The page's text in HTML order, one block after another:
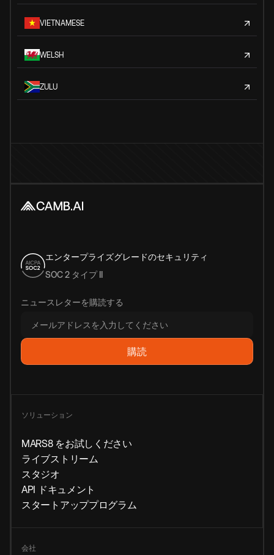
VIETNAMESE
WELSH
ZULU
エンタープライズグレードのセキュリティ
SOC 2 タイプ II
ニュースレターを購読する
ソリューション
MARS8 をお試しください
ライブストリーム
スタジオ
API ドキュメント
スタートアッププログラム
会社